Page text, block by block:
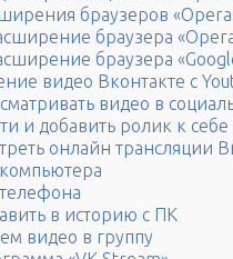
браузеров
браузера
браузера
видео Вконтакте с
видео в
и добавить ролик к себе
онлайн трансляции
в историю с ПК
видео в группу